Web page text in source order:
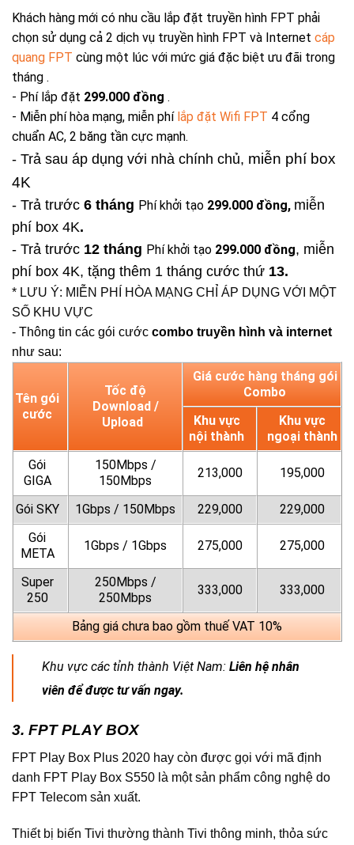
Khách hàng mới có nhu cầu lắp đặt truyền hình FPT phải
chọn sử dụng cả 2 dịch vụ truyền hình FPT và Internet cáp
quang FPT cùng một lúc với mức giá đặc biệt ưu đãi trong
tháng .
- Phí lắp đặt 299.000 đồng .
- Miễn phí hòa mạng, miễn phí lắp đặt Wifi FPT 4 cổng
chuẩn AC, 2 băng tần cực mạnh.
- Trả sau áp dụng với nhà chính chủ, miễn phí box
4K
- Trả trước 6 tháng Phí khởi tạo 299.000 đồng, miễn
phí box 4K.
- Trả trước 12 tháng Phí khởi tạo 299.000 đồng, miễn
phí box 4K, tặng thêm 1 tháng cước thứ 13.
* LƯU Ý: MIỄN PHÍ HÒA MẠNG CHỈ ÁP DỤNG VỚI MỘT
SỐ KHU VỰC
- Thông tin các gói cước combo truyền hình và internet
như sau:
Tên gói
cước
Tốc độ
Download /
Upload
Giá cước hàng tháng gói
Combo
Khu vực
nội thành
Khu vực
ngoại thành
Gói
GIGA
150Mbps /
150Mbps
213,000 195,000
Gói SKY 1Gbps / 150Mbps 229,000
229,000
Gói
META
1Gbps / 1Gbps 275,000 275,000
Super
250
250Mbps /
250Mbps
333,000 333,000
Bảng giá chưa bao gồm thuế VAT 10%
Khu vực các tỉnh thành Việt Nam: Liên hệ nhân
viên để được tư vấn ngay.
3. FPT PLAY BOX
FPT Play Box Plus 2020 hay còn được gọi với mã định
danh FPT Play Box S550 là một sản phẩm công nghệ do
FPT Telecom sản xuất.
Thiết bị biến Tivi thường thành Tivi thông minh, thỏa sức